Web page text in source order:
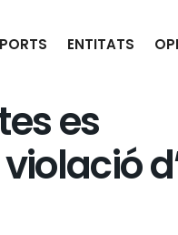
ENTITATS
es